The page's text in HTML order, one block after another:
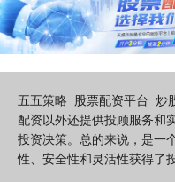
五五策略_股票配资平台_炒
配资以外还提供投顾服务和
投资决策。总的来说，是一
性、安全性和灵活性获得了